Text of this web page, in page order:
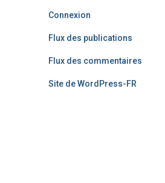
Connexion
Flux des publications
Flux des commentaires
Site de WordPress-FR